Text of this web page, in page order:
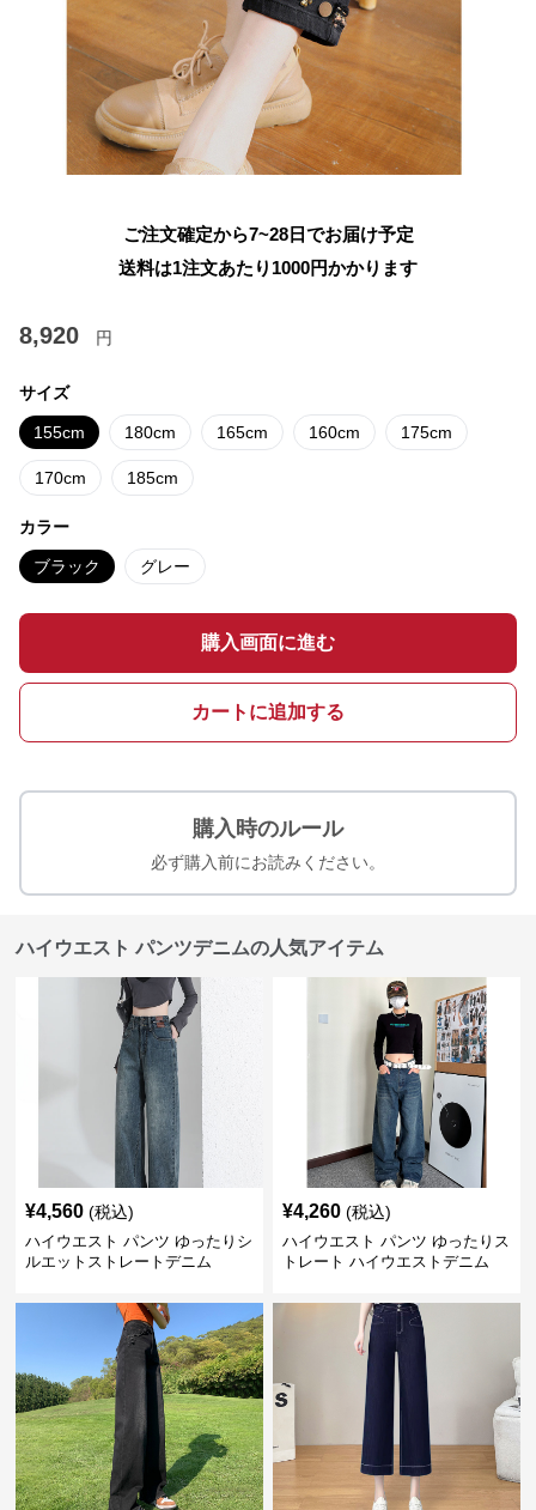
ご注文確定から7~28日でお届け予定
送料は1注文あたり 1000円かかります
8,920 円
サイズ
155cm 180cm 165cm 160cm 175cm
170cm 185cm
カラー
ブラック グレー
購入画面に進む
カートに追加する
購入時のルール
必ず購入前にお読みください。
ハイウエスト パンツデニムの人気アイテム
¥4,560 (税込)
ハイウエスト パンツ ゆったりシ
ルエットストレートデニム
¥4,260 (税込)
ハイウエスト パンツ ゆったりス
トレート ハイウエストデニム